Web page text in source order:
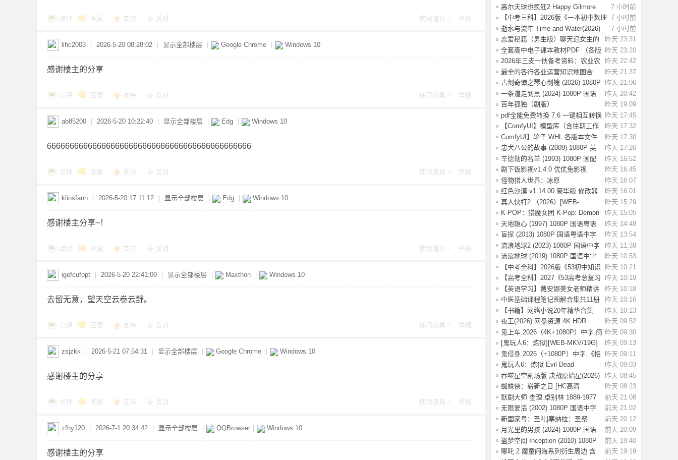
点评 回复 支持 反对 使用道具 举报
lihc2003 2026-5-20 08:28:02 显示全部楼层 Google Chrome Windows 10
感谢楼主的分享
点评 回复 支持 反对 使用道具 举报
ab85200 2026-5-20 10:22:40 显示全部楼层 Edg Windows 10
666666666666666666666666666666666666666666666
点评 回复 支持 反对 使用道具 举报
klinsfann 2026-5-20 17:11:12 显示全部楼层 Edg Windows 10
感谢楼主分享~！
点评 回复 支持 反对 使用道具 举报
igefcufppt 2026-5-20 22:41:09 显示全部楼层 Maxthon Windows 10
去留无意，望天空云卷云舒。
点评 回复 支持 反对 使用道具 举报
zsjzkk 2026-5-21 07:54:31 显示全部楼层 Google Chrome Windows 10
感谢楼主的分享
点评 回复 支持 反对 使用道具 举报
zfhy120 2026-7-1 20:34:42 显示全部楼层 QQBrowser Windows 10
感谢楼主的分享
米丽
7 小时前
高尔夫球也疯狂2 Happy Gilmore
2(2025) WE
7 小时前
【中考三科】2026版《一本初中数理
化公式定
7 小时前
逝水与流年 Time and Water(2026)
【简繁英
昨天 23:31
恋爱秘籍（男生版）聊天追女生的
话术技巧，
昨天 23:20
全套高中电子课本教材PDF （各版
本齐全）【
昨天 22:42
2026年三支一扶备考资料：农业农
村知识考前
昨天 21:37
最全的各行各业运营知识地图合
集，运营人案
昨天 21:06
古剑奇谭之琴心剑魄 (2026) 1080P
国语中字
昨天 20:42
一条道走到黑 (2024) 1080P 国语
中字 [1.35
昨天 19:09
百年孤独（剧版）
S02.2026（4K+1080P）中字
昨天 17:45
pdf全能免费转换 7.6 一键相互转换
昨天 17:32
【ComfyUI】模型库（含往期工作
流模型）
昨天 17:30
ComfyUI】轮子 WHL 各版本文件
昨天 17:26
忠犬八公的故事 (2009) 1080P 英
语中字 [2.
昨天 16:52
辛德勒的名单 (1993) 1080P 国配
国语英语
昨天 16:45
剧下饭影视v1.4.0 优优兔影视
v5.1.3
昨天 16:07
怪物猎人世界：冰原
Build.15539686 全DLC
昨天 16:01
红色沙漠 v1.14.00 豪华版 修改器
（Crimson
昨天 15:29
真人快打2 （2026）[WEB-
MKV/124G][英语中
昨天 15:05
K-POP：猎魔女团 K-Pop: Demon
Hunters(202
昨天 14:48
天地雄心 (1997) 1080P 国语粤语
中字 [3.17
昨天 13:54
盲探 (2013) 1080P 国语粤语中字
[3.64G]
昨天 11:38
流浪地球2 (2023) 1080P 国语中字
[2.8G]
昨天 10:53
流浪地球 (2019) 1080P 国语中字
[3.54G]
昨天 10:21
【中考全科】2026版《53初中知识
清单》9科
昨天 10:19
【高考全科】2027《53高考总复习
A版》9科全
昨天 10:18
【英语学习】戴安娜美女老师精讲
《新概念英
昨天 10:16
中医基础课程笔记图解合集共11册
昨天 10:13
【书籍】网络小说20年精华合集
（都市、悬疑
昨天 09:52
夜王(2026) 网盘资源 4K HDR
【6.2G] 国语/
昨天 09:30
鬼上车.2026（4K+1080P）中字.简
单直白.生
昨天 09:13
[鬼玩人6：炼狱][WEB-MKV/19G]
[英语/中文字
昨天 09:11
鬼侵身.2026（+1080P）中字.《招
魂》特效团
昨天 09:03
鬼玩人6：炼狱 Evil Dead
Burn(2026) [4K S
昨天 08:45
吞噬星空剧场版 决战原始星(2026)
【4K.SDR
昨天 08:23
蜘蛛侠：崭新之日 [HC高清
版]Spider-Man: B
前天 21:08
默剧大师 查理.卓别林 1889-1977
喜剧电影
前天 21:02
无限复活 (2002) 1080P 国语中字
[3.29G]
前天 20:12
新国家号：圣礼|塞纳拉：圣祭
Build.244719
前天 20:09
月光里的男孩 (2024) 1080P 国语
中字 [1.28
前天 19:40
盗梦空间 Inception (2010) 1080P
国配 国
前天 19:19
哪吒 2 魔童闹海系列衍生周边 含